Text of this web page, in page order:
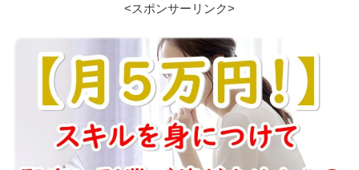
<スポンサーリンク>